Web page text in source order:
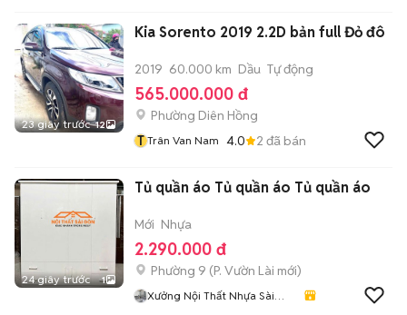
23 giây trước 12
Kia Sorento 2019 2.2D bản full Đỏ đô
2019 60.000 km Dầu Tự động
565.000.000 đ
Phường Diên Hồng
T Trân Van Nam 4.0 2 đã bán
24 giây trước 1
Tủ quần áo Tủ quần áo Tủ quần áo
Mới Nhựa
2.290.000 đ
Phường 9 (P. Vườn Lài mới)
Xưởng Nội Thất Nhựa Sài